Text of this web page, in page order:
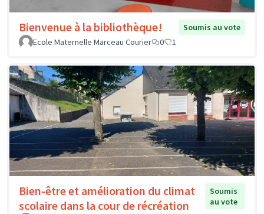
Bienvenue à la bibliothèque!
Soumis au vote
Ecole Maternelle Marceau Courier
0 1
Bien-être et amélioration du climat
scolaire dans la cour de récréation
Soumis
au vote